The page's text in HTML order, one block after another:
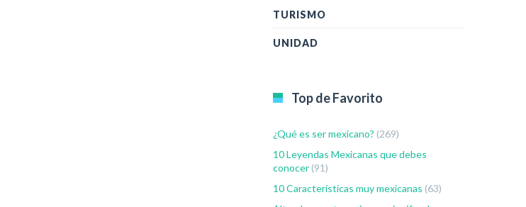
TURISMO
UNIDAD
Top de Favorito
¿Qué es ser mexicano? (269)
10 Leyendas Mexicanas que debes
conocer (91)
10 Características muy mexicanas (63)